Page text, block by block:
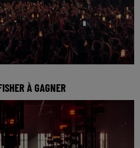
À GAGNER